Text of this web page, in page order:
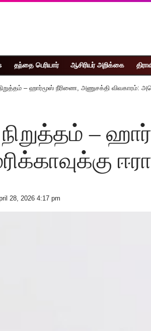
தந்தை பெரியார் ஆசிரியர் அறிக்கை
– ஹார்மூஸ் நீரிணை, அணுசக்தி விவகாரம்:
–
28, 2026 4:17 pm